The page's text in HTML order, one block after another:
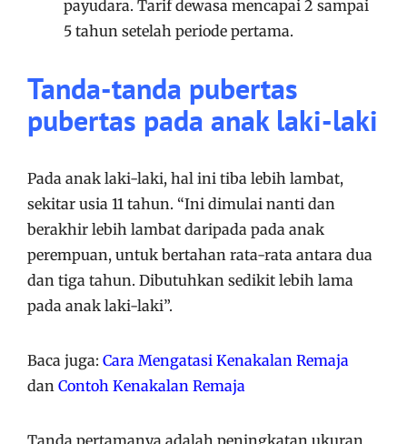
payudara. Tarif dewasa mencapai 2 sampai
5 tahun setelah periode pertama.
Tanda-tanda pubertas
pubertas pada anak laki-laki
Pada anak laki-laki, hal ini tiba lebih lambat,
sekitar usia 11 tahun. “Ini dimulai nanti dan
berakhir lebih lambat daripada pada anak
perempuan, untuk bertahan rata-rata antara dua
dan tiga tahun. Dibutuhkan sedikit lebih lama
pada anak laki-laki”.
Baca juga: Cara Mengatasi Kenakalan Remaja
dan Contoh Kenakalan Remaja
Tanda pertamanya adalah peningkatan ukuran